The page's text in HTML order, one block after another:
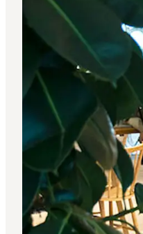
Reiseplanung
Transport